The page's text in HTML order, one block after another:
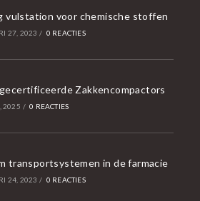
vulstation voor chemische stoffen
27, 2023 / 0 REACTIES
Zakkencompactors
2025 / 0 REACTIES
transportsystemen in de farmacie
24, 2023 / 0 REACTIES